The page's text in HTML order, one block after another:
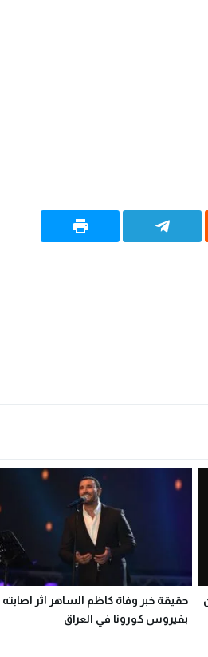
حقيقة خبر وفاة كاظم الساهر اثر اصابته
بفيروس كورونا في العراق